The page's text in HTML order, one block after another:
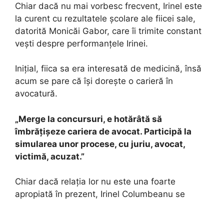
Chiar dacă nu mai vorbesc frecvent, Irinel este
la curent cu rezultatele școlare ale fiicei sale,
datorită Monicăi Gabor, care îi trimite constant
vești despre performanțele Irinei.
Inițial, fiica sa era interesată de medicină, însă
acum se pare că își dorește o carieră în
avocatură.
„Merge la concursuri, e hotărâtă să
îmbrățișeze cariera de avocat. Participă la
simularea unor procese, cu juriu, avocat,
victimă, acuzat.”
Chiar dacă relația lor nu este una foarte
apropiată în prezent, Irinel Columbeanu se